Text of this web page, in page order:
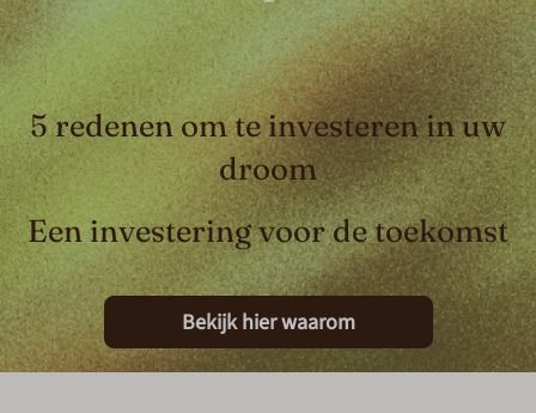
5 redenen om te investeren in uw
droom
Een investering voor de toekomst
Bekijk hier waarom